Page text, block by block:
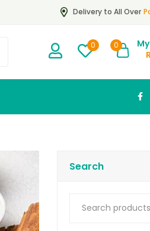
Delivery to All Over
0 0
Search